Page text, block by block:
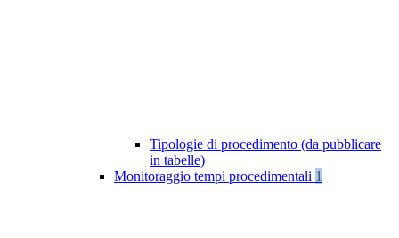
Tipologie di procedimento (da pubblicare
in tabelle)
Monitoraggio tempi procedimentali 1